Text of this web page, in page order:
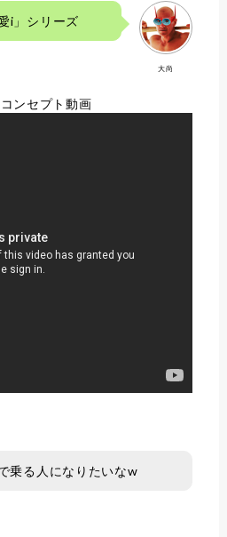
大尚
i」シリーズ
ンセプト動画
乗る人になりたいなw